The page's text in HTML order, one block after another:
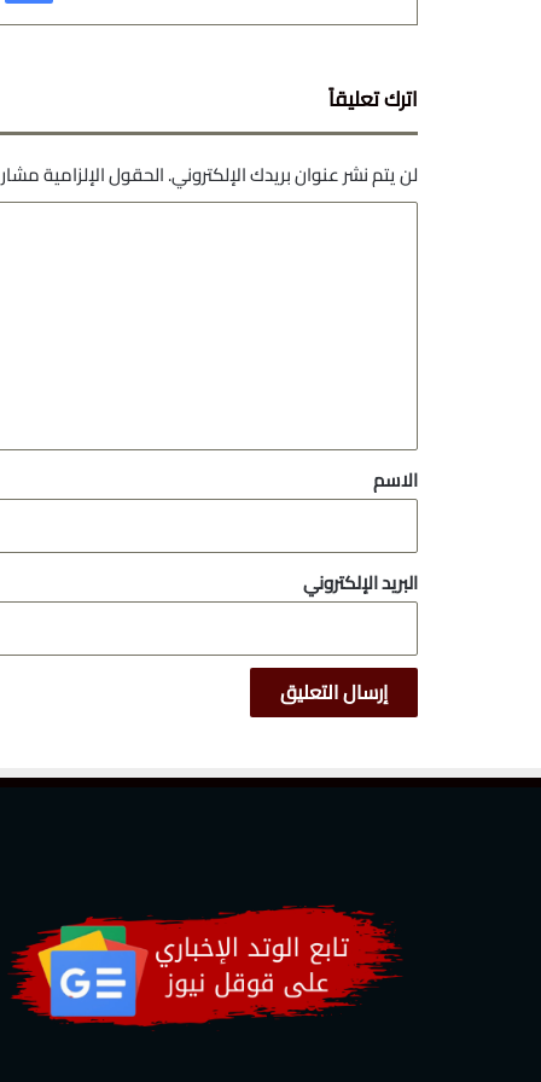
اترك تعليقاً
لن يتم نشر عنوان بريدك الإلكتروني.الحقول الإلزامية مشار
*
الاسم
البريد الإلكتروني